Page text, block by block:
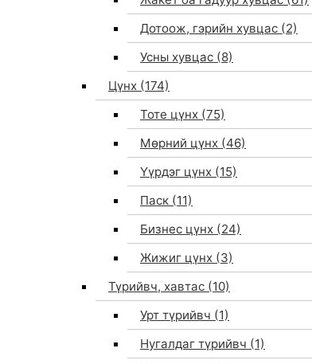
Дотоож, гэрийн хувцас (2)
Усны хувцас (8)
Цүнх (174)
Тоте цүнх (75)
Мөрний цүнх (46)
Үүрдэг цүнх (15)
Паск (11)
Бизнес цүнх (24)
Жижиг цүнх (3)
Түрийвч, хавтас (10)
Урт түрийвч (1)
Нугалдаг түрийвч (1)